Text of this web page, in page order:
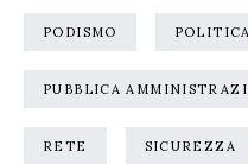
PODISMO POLITICA
PUBBLICA
RETE SICUREZZA